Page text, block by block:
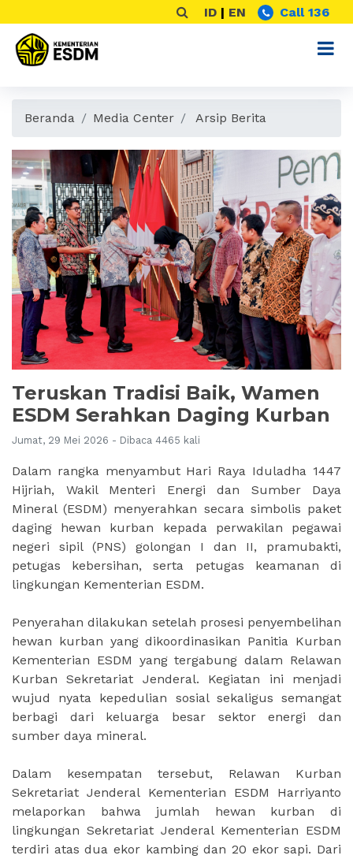
ID | EN Call 136
Beranda Media Center Arsip Berita
Teruskan Tradisi Baik, Wamen
ESDM Serahkan Daging Kurban
Jumat, 29 Mei 2026 - Dibaca 4465 kali
Dalam rangka menyambut Hari Raya Iduladha 1447
Hijriah, Wakil Menteri Energi dan Sumber Daya
Mineral (ESDM) menyerahkan secara simbolis paket
daging hewan kurban kepada perwakilan pegawai
negeri sipil (PNS) golongan I dan II, pramubakti,
petugas kebersihan, serta petugas keamanan di
lingkungan Kementerian ESDM.
Penyerahan dilakukan setelah prosesi penyembelihan
hewan kurban yang dikoordinasikan Panitia Kurban
Kementerian ESDM yang tergabung dalam Relawan
Kurban Sekretariat Jenderal. Kegiatan ini menjadi
wujud nyata kepedulian sosial sekaligus semangat
berbagi dari keluarga besar sektor energi dan
sumber daya mineral.
Dalam kesempatan tersebut, Relawan Kurban
Sekretariat Jenderal Kementerian ESDM Harriyanto
melaporkan bahwa jumlah hewan kurban di
lingkungan Sekretariat Jenderal Kementerian ESDM
terdiri atas dua ekor kambing dan 20 ekor sapi. Dari